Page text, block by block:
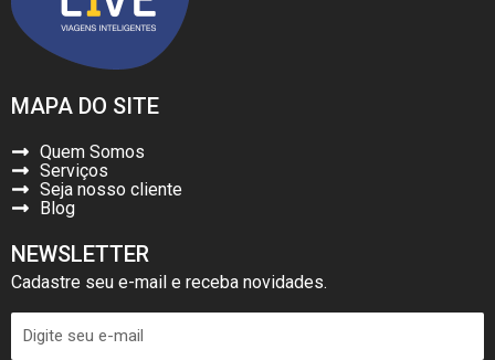
MAPA DO SITE
Quem Somos
Serviços
Seja nosso cliente
Blog
NEWSLETTER
Cadastre seu e-mail e receba novidades.